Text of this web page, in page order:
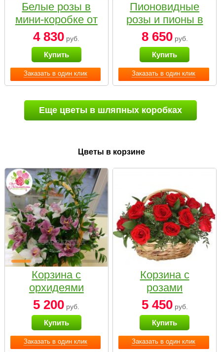
Заказать в один клик
Белые розы в
мини-коробке от
Bella Fiori
4 830 руб.
Купить
Заказать в один клик
Пионовидные
розы и пионы в
белой коробке
Small
8 650руб.
Купить
Еще цветы в шляпных коробках
Цветы в корзине
Заказать в один клик
Корзина с
орхидеями
малая
5 200 руб.
Купить
Заказать в один клик
Корзина с
розами
«Красный
Париж»
5 450руб.
Купить